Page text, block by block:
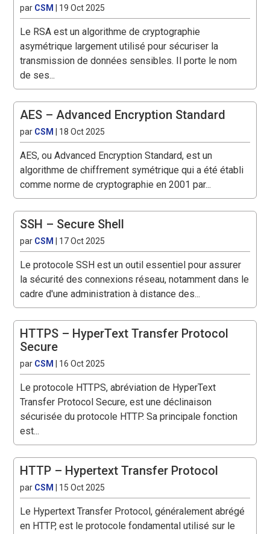
par CSM 19 Oct 2025
Le RSA est un algorithme de cryptographie
asymétrique largement utilisé pour sécuriser la
transmission de données sensibles. Il porte le nom
de ses...
AES – Advanced Encryption Standard
par CSM 18 Oct 2025
AES, ou Advanced Encryption Standard, est un
algorithme de chiffrement symétrique qui a été établi
comme norme de cryptographie en 2001 par...
SSH – Secure Shell
par CSM 17 Oct 2025
Le protocole SSH est un outil essentiel pour assurer
la sécurité des connexions réseau, notamment dans le
cadre d'une administration à distance des...
HTTPS – HyperText Transfer Protocol
Secure
par CSM 16 Oct 2025
Le protocole HTTPS, abréviation de HyperText
Transfer Protocol Secure, est une déclinaison
sécurisée du protocole HTTP. Sa principale fonction
est...
HTTP – Hypertext Transfer Protocol
par CSM 15 Oct 2025
Le Hypertext Transfer Protocol, généralement abrégé
en HTTP, est le protocole fondamental utilisé sur le